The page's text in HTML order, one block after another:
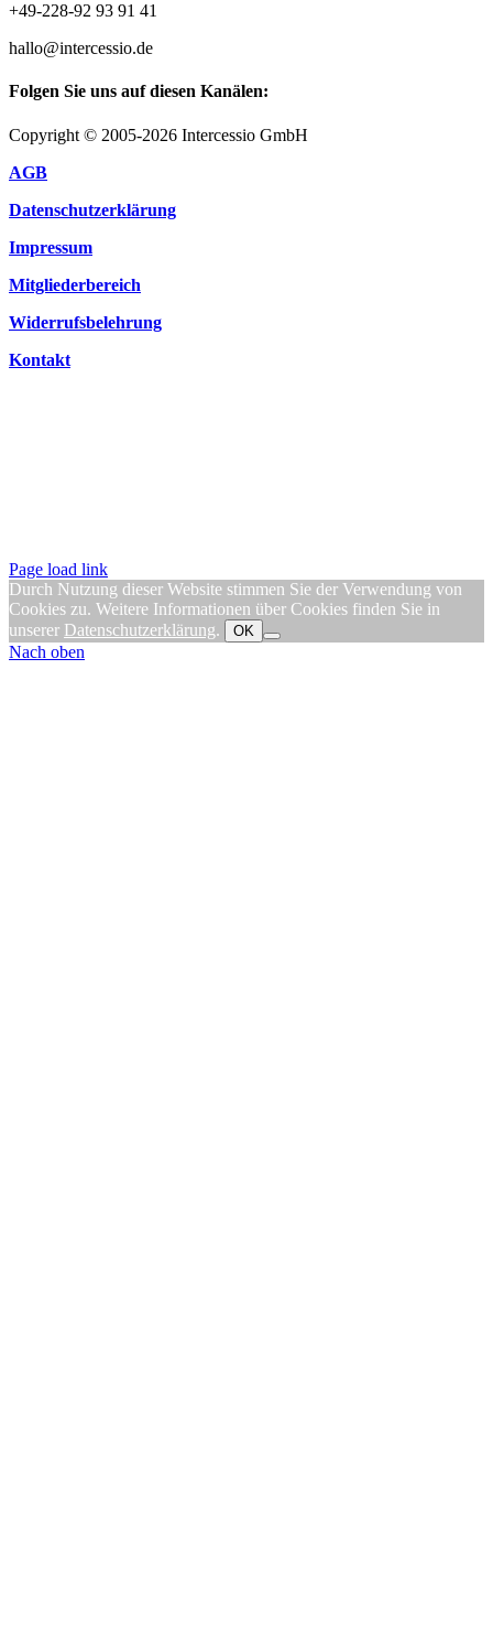
+49-228-92 93 91 41
hallo@intercessio.de
Folgen Sie uns auf diesen Kanälen:
Copyright © 2005-2026 Intercessio GmbH
AGB
Datenschutzerklärung
Impressum
Mitgliederbereich
Widerrufsbelehrung
Kontakt
Page load link
Durch Nutzung dieser Website stimmen Sie der Verwendung von
Cookies zu. Weitere Informationen über Cookies finden Sie in
unserer Datenschutzerklärung. OK
Nach oben